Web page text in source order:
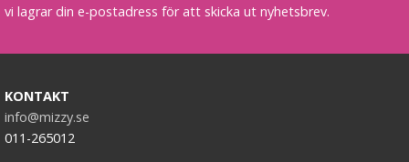
vi lagrar din e-postadress för att skicka ut nyhetsbrev.
KONTAKT
info@mizzy.se
011-265012